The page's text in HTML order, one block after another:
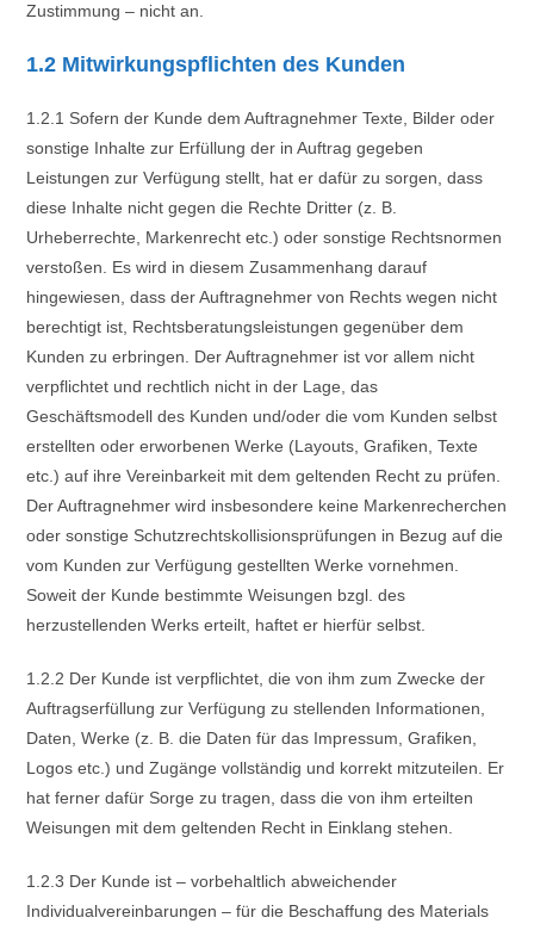
Zustimmung – nicht an.
1.2 Mitwirkungspflichten des Kunden
1.2.1 Sofern der Kunde dem Auftragnehmer Texte, Bilder oder
sonstige Inhalte zur Erfüllung der in Auftrag gegeben
Leistungen zur Verfügung stellt, hat er dafür zu sorgen, dass
diese Inhalte nicht gegen die Rechte Dritter (z. B.
Urheberrechte, Markenrecht etc.) oder sonstige Rechtsnormen
verstoßen. Es wird in diesem Zusammenhang darauf
hingewiesen, dass der Auftragnehmer von Rechts wegen nicht
berechtigt ist, Rechtsberatungsleistungen gegenüber dem
Kunden zu erbringen. Der Auftragnehmer ist vor allem nicht
verpflichtet und rechtlich nicht in der Lage, das
Geschäftsmodell des Kunden und/oder die vom Kunden selbst
erstellten oder erworbenen Werke (Layouts, Grafiken, Texte
etc.) auf ihre Vereinbarkeit mit dem geltenden Recht zu prüfen.
Der Auftragnehmer wird insbesondere keine Markenrecherchen
oder sonstige Schutzrechtskollisionsprüfungen in Bezug auf die
vom Kunden zur Verfügung gestellten Werke vornehmen.
Soweit der Kunde bestimmte Weisungen bzgl. des
herzustellenden Werks erteilt, haftet er hierfür selbst.
1.2.2 Der Kunde ist verpflichtet, die von ihm zum Zwecke der
Auftragserfüllung zur Verfügung zu stellenden Informationen,
Daten, Werke (z. B. die Daten für das Impressum, Grafiken,
Logos etc.) und Zugänge vollständig und korrekt mitzuteilen. Er
hat ferner dafür Sorge zu tragen, dass die von ihm erteilten
Weisungen mit dem geltenden Recht in Einklang stehen.
1.2.3 Der Kunde ist – vorbehaltlich abweichender
Individualvereinbarungen – für die Beschaffung des Materials